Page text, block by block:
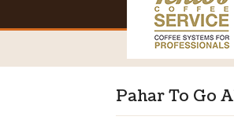
Pahar To Go